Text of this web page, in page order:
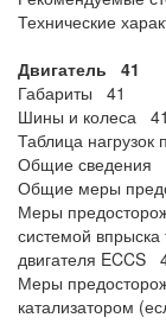
Технические
Двигатель 41
Габариты 41
Шины и колеса 41
Таблица нагрузок
Общие сведения
Общие меры
Меры
системой
двигателя ECCS
Меры
катализатором